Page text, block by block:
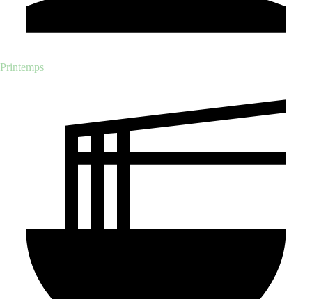
Printemps